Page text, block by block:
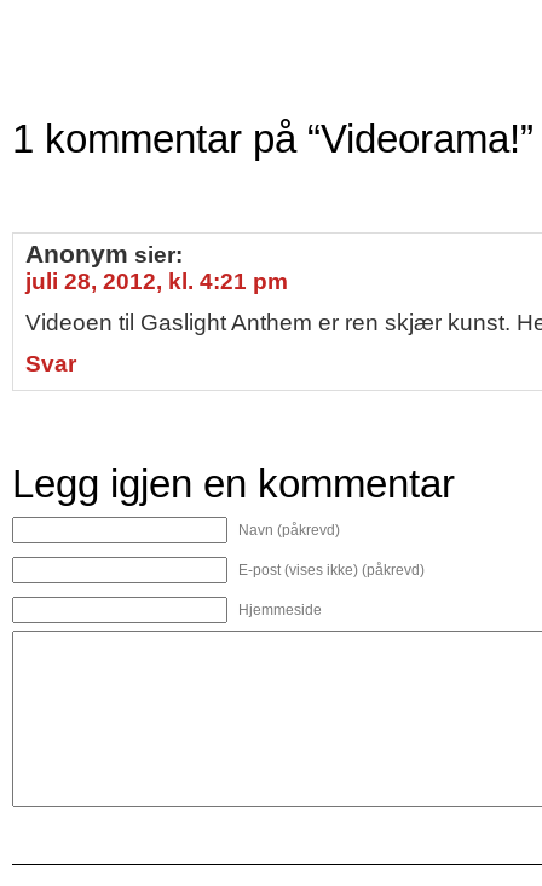
1 kommentar på “Videorama!”
Anonym sier:
juli 28, 2012, kl. 4:21 pm
Videoen til Gaslight Anthem er ren skjær kunst.
Svar
Legg igjen en kommentar
Navn (påkrevd)
E-post (vises ikke) (påkrevd)
Hjemmeside